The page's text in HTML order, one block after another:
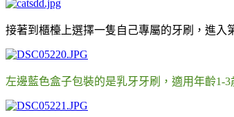
接著到櫃檯上選擇一隻自己專屬的牙刷，進入
左邊藍色盒子包裝的是乳牙牙刷，適用年齡1-